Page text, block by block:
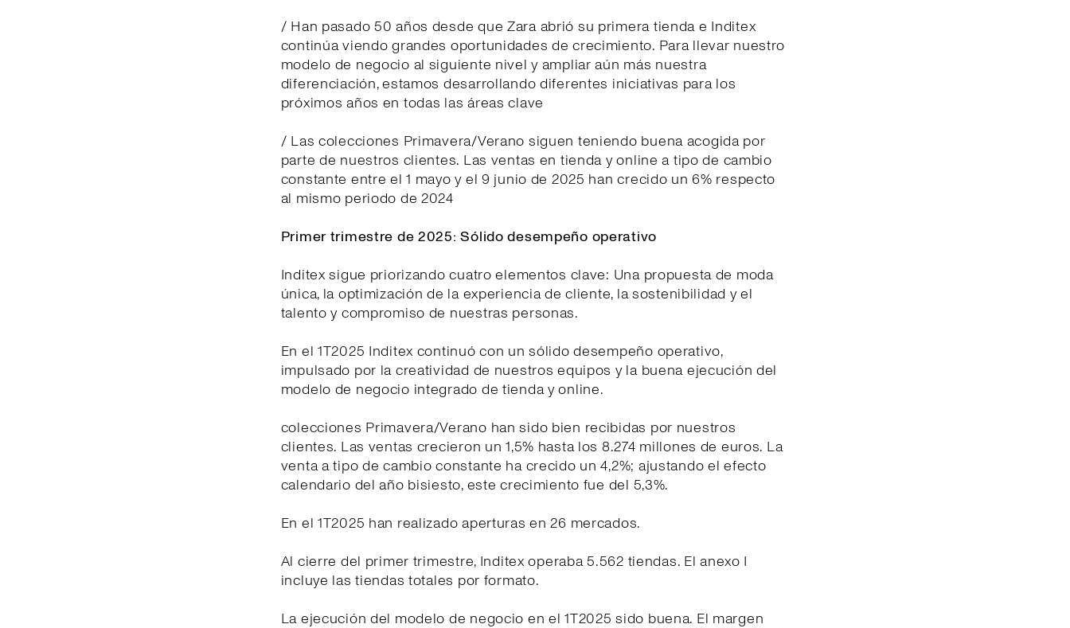
/ Han pasado 50 años desde que Zara abrió su primera tienda e Inditex
continúa viendo grandes oportunidades de crecimiento. Para llevar nuestro
modelo de negocio al siguiente nivel y ampliar aún más nuestra
diferenciación, estamos desarrollando diferentes iniciativas para los
próximos años en todas las áreas clave
/ Las colecciones Primavera/Verano siguen teniendo buena acogida por
parte de nuestros clientes. Las ventas en tienda y online a tipo de cambio
constante entre el 1 mayo y el 9 junio de 2025 han crecido un 6% respecto
al mismo periodo de 2024
Primer trimestre de 2025: Sólido desempeño operativo
Inditex sigue priorizando cuatro elementos clave: Una propuesta de moda
única, la optimización de la experiencia de cliente, la sostenibilidad y el
talento y compromiso de nuestras personas.
En el 1T2025 Inditex continuó con un sólido desempeño operativo,
impulsado por la creatividad de nuestros equipos y la buena ejecución del
modelo de negocio integrado de tienda y online.
colecciones Primavera/Verano han sido bien recibidas por nuestros
clientes. Las ventas crecieron un 1,5% hasta los 8.274 millones de euros. La
venta a tipo de cambio constante ha crecido un 4,2%; ajustando el efecto
calendario del año bisiesto, este crecimiento fue del 5,3%.
En el 1T2025 han realizado aperturas en 26 mercados.
Al cierre del primer trimestre, Inditex operaba 5.562 tiendas. El anexo I
incluye las tiendas totales por formato.
La ejecución del modelo de negocio en el 1T2025 sido buena. El margen